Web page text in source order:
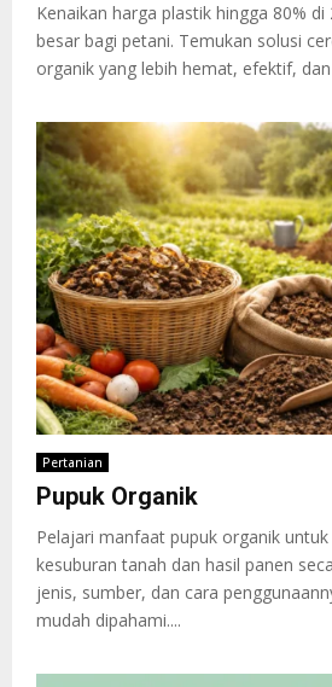
Kenaikan harga plastik hingga 80%
besar bagi petani. Temukan solusi
organik yang lebih hemat, efektif,
Pertanian
Pupuk Organik
Pelajari manfaat pupuk organik
kesuburan tanah dan hasil panen
jenis, sumber, dan cara
mudah dipahami....